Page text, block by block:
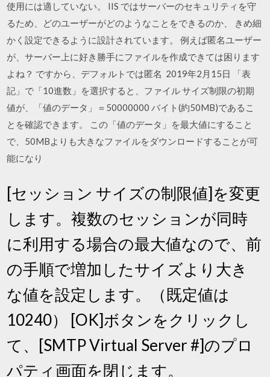
使用には適していない。 IIS ではサーバーのセキュリティを守
るため、どのユーザーがどのようなことをできるのか、 きめ細
かく設定できるように設計されています。 例えば匿名ユーザー
が、サーバー上に好き勝手にファイルを作成できては困ります
よね？ ですから、デフォルトでは匿名 2019年2月15日 「表
記」で「10進数」を選択すると、ファイル サイズ制限の初期
値が、「値のデータ」＝50000000 バイト(約50MB)であるこ
とを確認できます。 この「値のデータ」を最大値にすること
で、50MBよりも大きなファイルをダウンロードすることが可
能になり
[セッション サイズの制限値]を変更
します。複数のセッションが同時
に利用する場合の最大値なので、前
の手順で増加したサイズより大き
な値を設定します。（既定値は
10240） [OK]ボタンをクリックし
て、[SMTP Virtual Server #]のプロ
パティ画面を閉じます。